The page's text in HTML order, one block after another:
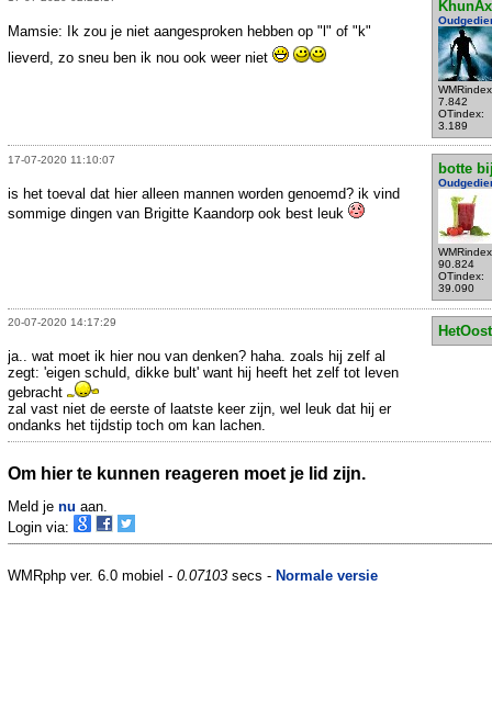
7.842
OTindex:
3.189
Mamsie: Ik zou je niet aangesproken hebben op "l" of "k"
lieverd, zo sneu ben ik nou ook weer niet
17-07-2020 11:10:07
botte
90.824
OTindex:
39.090
is het toeval dat hier alleen mannen worden genoemd? ik vind
sommige dingen van Brigitte Kaandorp ook best leuk
20-07-2020 14:17:29
ja.. wat moet ik hier nou van denken? haha. zoals hij zelf al
zegt: 'eigen schuld, dikke bult' want hij heeft het zelf tot leven
gebracht
zal vast niet de eerste of laatste keer zijn, wel leuk dat hij er
ondanks het tijdstip toch om kan lachen.
Om hier te kunnen reageren moet je lid zijn.
Meld je nu aan.
Login via:
WMRphp ver. 6.0 mobiel - 0.07103 secs - Normale versie